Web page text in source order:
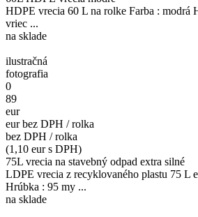
HDPE vrecia 60 L na rolke Farba : modrá
vriec ...
na sklade
ilustračná
fotografia
0
89
eur
eur bez DPH / rolka
bez DPH / rolka
(1,10 eur s DPH)
75L vrecia na stavebný odpad extra silné
LDPE vrecia z recyklovaného plastu 75 L
Hrúbka : 95 my ...
na sklade